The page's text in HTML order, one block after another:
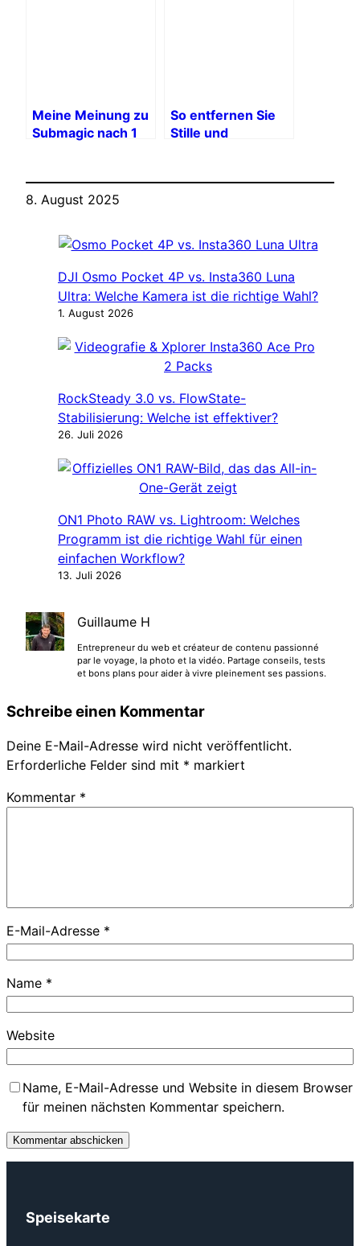
Meine Meinung zu
Submagic nach 1
Nachteile
So entfernen Sie
Stille und
Submagic
8. August 2025
DJI Osmo Pocket 4P vs. Insta360 Luna
Ultra: Welche Kamera ist die richtige Wahl?
1. August 2026
RockSteady 3.0 vs. FlowState-
Stabilisierung: Welche ist effektiver?
26. Juli 2026
ON1 Photo RAW vs. Lightroom: Welches
Programm ist die richtige Wahl für einen
einfachen Workflow?
13. Juli 2026
Guillaume H
Entrepreneur du web et créateur de contenu passionné
par le voyage, la photo et la vidéo. Partage conseils, tests
et bons plans pour aider à vivre pleinement ses passions.
Schreibe einen Kommentar
Deine E-Mail-Adresse wird nicht veröffentlicht.
Erforderliche Felder sind mit * markiert
Kommentar *
E-Mail-Adresse *
Name *
Website
Name, E-Mail-Adresse und Website in diesem Browser
für meinen nächsten Kommentar speichern.
Speisekarte